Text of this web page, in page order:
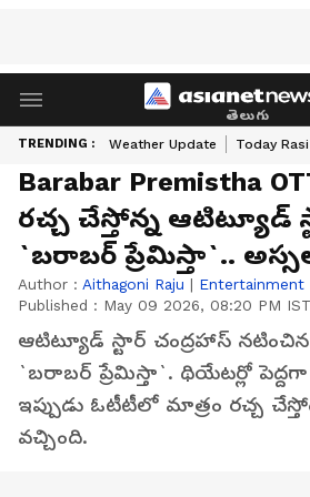
తెలుగు
TRENDING : Weather Update Today
Barabar Premistha
రచ్చ చేస్తోన్న ఆటిట్యూడ్‌
`బరాబర్ ప్రేమిస్తా`..
Author : Aithagoni Raju | Entertainment
Published : May 09 2026, 08:20 PM IST
ఆటిట్యూడ్‌ స్టార్‌ చంద్రహాస్‌
`బరాబర్‌ ప్రేమిస్తా`. థియేటర్లో పెద్దగా
ఇప్పుడు ఓటీటీలో మాత్రం రచ్చ
వచ్చింది.